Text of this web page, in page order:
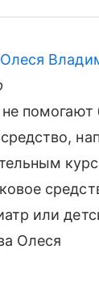
не
или
Олеся